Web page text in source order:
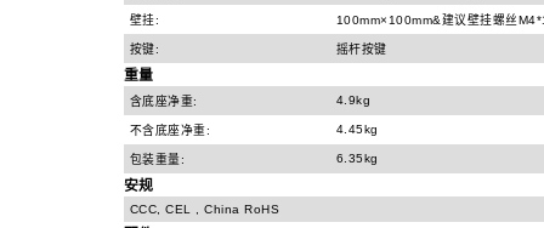
壁挂: 100mm×100mm&建议壁挂螺丝
按键: 摇杆按键
重量
含底座净重: 4.9kg
不含底座净重: 4.45kg
包装重量: 6.35kg
安规
CCC, CEL , China RoHS